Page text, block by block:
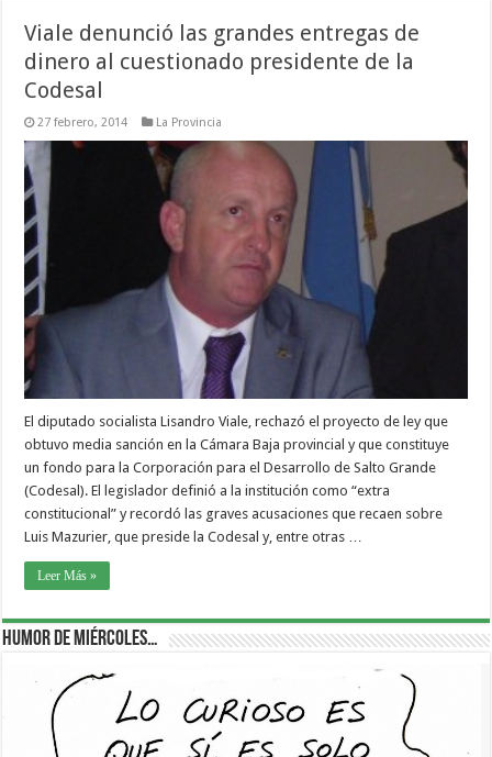
Viale denunció las grandes entregas de
dinero al cuestionado presidente de la
Codesal
27 febrero, 2014 La Provincia
El diputado socialista Lisandro Viale, rechazó el proyecto de ley que
obtuvo media sanción en la Cámara Baja provincial y que constituye
un fondo para la Corporación para el Desarrollo de Salto Grande
(Codesal). El legislador definió a la institución como “extra
constitucional” y recordó las graves acusaciones que recaen sobre
Luis Mazurier, que preside la Codesal y, entre otras …
Leer Más »
Humor de Miércoles…